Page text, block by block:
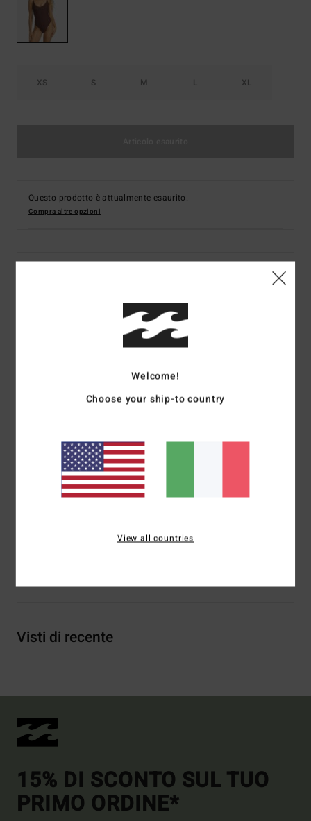
XS S M L XL
Questo prodotto è attualmente esaurito.
Compra altre opzioni
Women Brown One-Piece Swimsuit
Codice colore
Biarritz
Padding:None
Details:V neckline, plunging back neckline with straps
Branding:Embroidered logo.
Visti di recente
15% DI SCONTO SUL TUO
PRIMO ORDINE*
Welcome!
Choose your ship-to country
View all countries